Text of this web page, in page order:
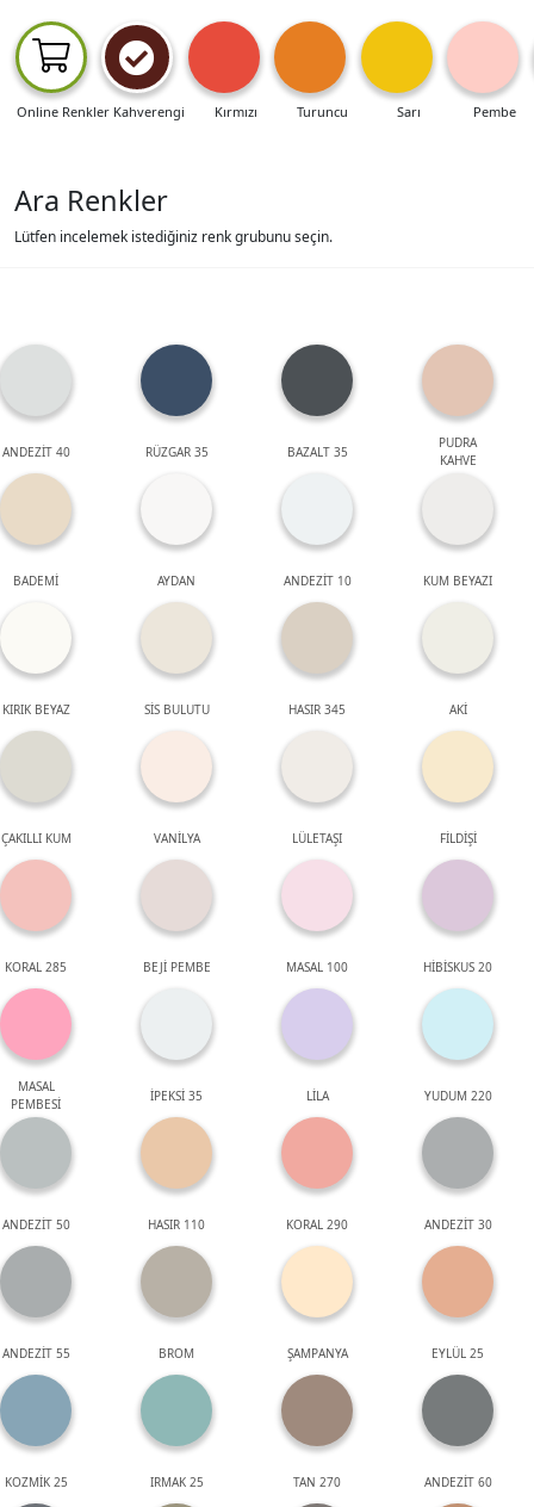
Online Renkler Kahverengi Kırmızı Turuncu Sarı Pembe
Ara Renkler
Lütfen incelemek istediğiniz renk grubunu seçin.
ANDEZİT 40 RÜZGAR 35 BAZALT 35
PUDRA
KAHVE
BADEMİ AYDAN ANDEZİT 10 KUM BEYAZI
KIRIK BEYAZ SİS BULUTU HASIR 345 AKİ
ÇAKILLI KUM VANİLYA LÜLETAŞI FİLDİŞİ
KORAL 285 BEJİ PEMBE MASAL 100 HİBİSKUS 20
MASAL
PEMBESİ
İPEKSİ 35 LİLA YUDUM 220
ANDEZİT 50 HASIR 110 KORAL 290 ANDEZİT 30
ANDEZİT 55 BROM ŞAMPANYA EYLÜL 25
KOZMİK 25 IRMAK 25 TAN 270 ANDEZİT 60